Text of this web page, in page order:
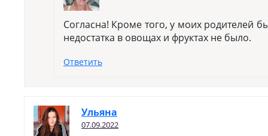
Согласна! Кроме того, у моих родителей
недостатка в овощах и фруктах не было.
Ответить
Ульяна
07.09.2022